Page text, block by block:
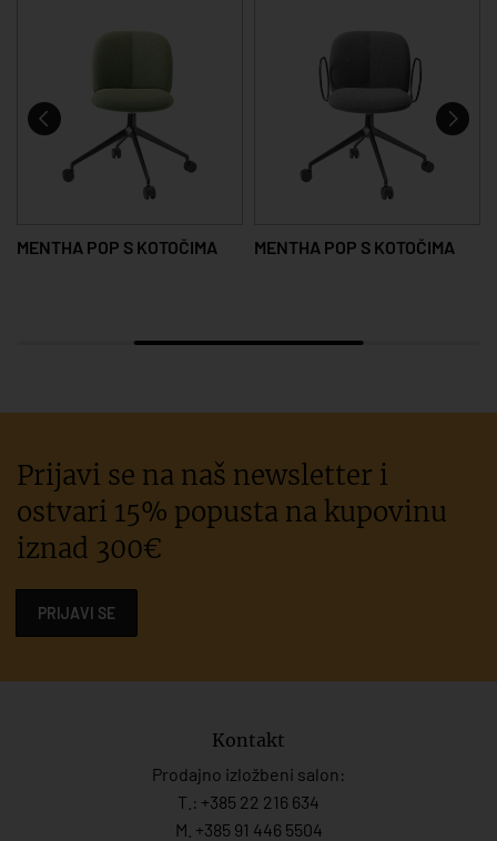
MENTHA POP S KOTOČIMA MENTHA POP S KOTOČIMA
Prijavi se na naš newsletter i
ostvari 15% popusta na kupovinu
iznad 300€
PRIJAVI SE
Kontakt
Prodajno izložbeni salon:
T.: +385 22 216 634
M. +385 91 446 5504